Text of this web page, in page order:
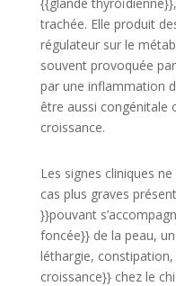
trachée. Elle produit
régulateur sur le
souvent provoquée
par une inflammation
être aussi congénitale
croissance.
Les signes cliniques
cas plus graves
}}pouvant
foncée}} de la peau,
léthargie,
croissance}} chez le